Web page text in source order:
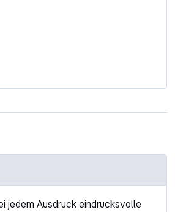
jedem Ausdruck eindrucksvolle